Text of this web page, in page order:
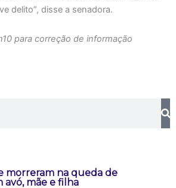
delito”, disse a senadora.
para correção de informação
morreram na queda de
avó, mãe e filha